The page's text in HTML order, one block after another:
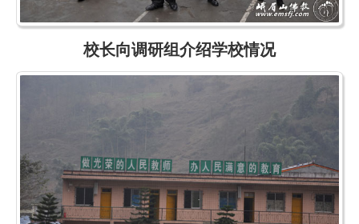
校长向调研组介绍学校情况